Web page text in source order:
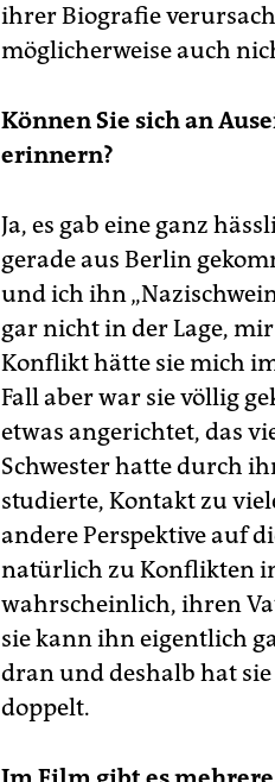
ihrer Biografie
möglicherweise auch
Können Sie sich an
erinnern?
Ja, es gab eine ganz
gerade aus Berlin
und ich ihn
gar nicht in der Lage,
Konflikt hätte sie mich
Fall aber war sie völlig
etwas angerichtet, das
Schwester hatte durch
studierte, Kontakt zu
andere Perspektive auf
natürlich zu Konflikten
wahrscheinlich, ihren
sie kann ihn eigentlich
dran und deshalb hat
doppelt.